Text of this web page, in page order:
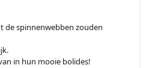
de spinnenwebben zouden
in hun mooie bolides!